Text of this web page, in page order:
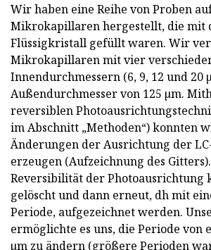
Wir haben eine Reihe von Proben
Mikrokapillaren hergestellt, die mit
Flüssigkristall gefüllt waren. Wir
Mikrokapillaren mit vier
Innendurchmessern (6, 9, 12 und 20
Außendurchmesser von 125 µm.
reversiblen
im Abschnitt „Methoden“) konnten
Änderungen der Ausrichtung der
erzeugen (Aufzeichnung des
Reversibilität der Photoausrichtung
gelöscht und dann erneut, dh mit
Periode, aufgezeichnet werden.
ermöglichte es uns, die Periode von
µm zu ändern (größere Perioden